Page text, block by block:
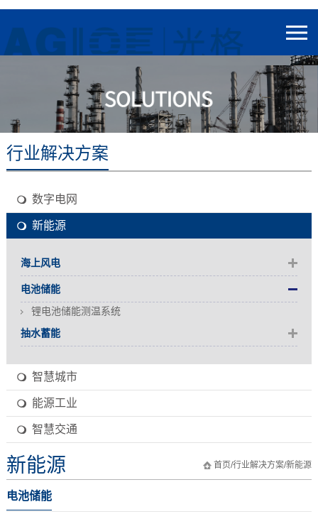
行业解决方案
数字电网
新能源
海上风电
电池储能
锂电池储能测温系统
抽水蓄能
智慧城市
能源工业
智慧交通
首页/行业解决方案/新能源
新能源
电池储能